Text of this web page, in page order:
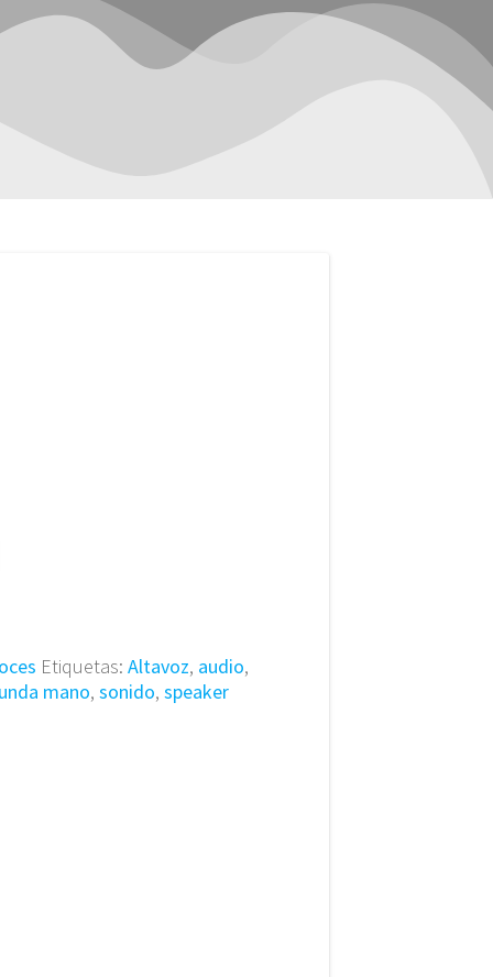
Etiquetas: Altavoz, audio,
mano, sonido, speaker